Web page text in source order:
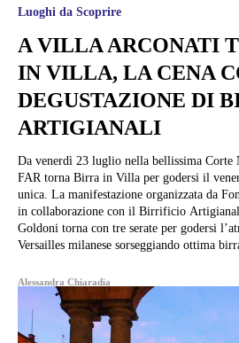
Luoghi da Scoprire
A VILLA ARCONATI
IN VILLA, LA CENA
DEGUSTAZIONE DI
ARTIGIANALI
Da venerdì 23 luglio nella bellissima
FAR torna Birra in Villa per godersi il
unica. La manifestazione organizzata da
in collaborazione con il Birrificio
Goldoni torna con tre serate per godersi
Alessandra Chiaradia